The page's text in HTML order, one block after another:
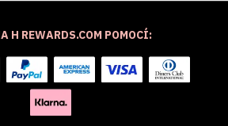
H REWARDS.COM POMOCÍ: